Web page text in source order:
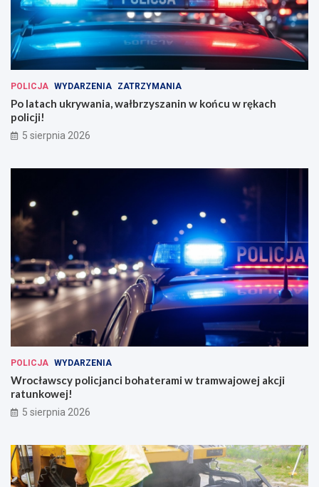
POLICJA WYDARZENIA ZATRZYMANIA
Po latach ukrywania, wałbrzyszanin w końcu w rękach
policji!
5 sierpnia 2026
POLICJA WYDARZENIA
Wrocławscy policjanci bohaterami w tramwajowej akcji
ratunkowej!
5 sierpnia 2026